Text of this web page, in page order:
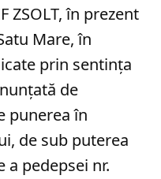
ZSOLT, în prezent
Mare, în
prin sentinţa
de
punerea în
de sub puterea
a pedepsei nr.